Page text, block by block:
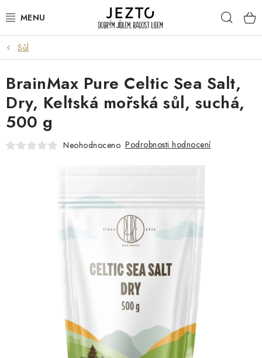
na
DÁRKOVÉ SADY
TRVANLIVÉ
DROGERIE A KOSMETIKA
NÁPOJE
RELAX A REGENERACE
NÁŠ PŘÍBĚH FIREMNÍ DÁRKY
Sůl
BrainMax Pure Celtic Sea Salt,
Dry, Keltská mořská sůl, suchá,
500 g
Neohodnoceno Podrobnosti hodnocení